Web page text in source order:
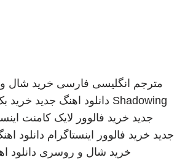
مترجم انگلیسی فارسی خرید شال
Shadowing دانلود اهنگ جدید خرید
جدید خرید فالوور لایک کامنت
جدید خرید فالوور اینستاگرام دانلود
خرید شال و روسری دانلود